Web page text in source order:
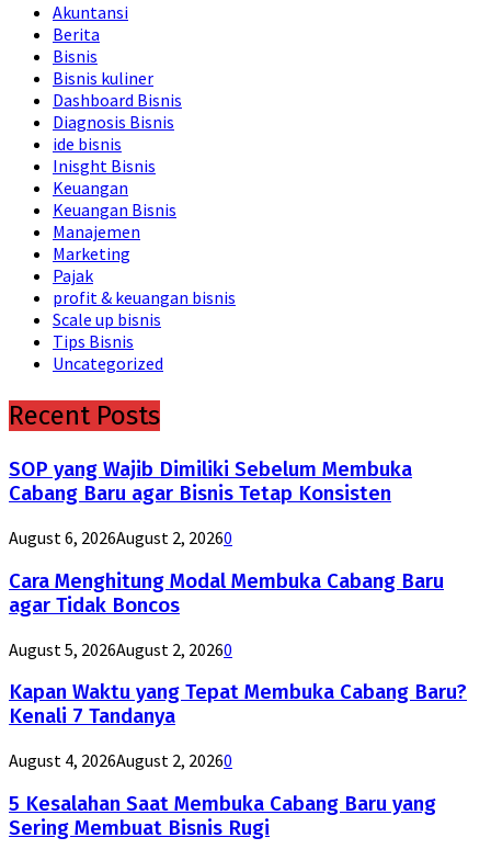
Akuntansi
Berita
Bisnis
Bisnis kuliner
Dashboard Bisnis
Diagnosis Bisnis
ide bisnis
Inisght Bisnis
Keuangan
Keuangan Bisnis
Manajemen
Marketing
Pajak
profit & keuangan bisnis
Scale up bisnis
Tips Bisnis
Uncategorized
Recent Posts
SOP yang Wajib Dimiliki Sebelum Membuka
Cabang Baru agar Bisnis Tetap Konsisten
August 6, 2026August 2, 20260
Cara Menghitung Modal Membuka Cabang Baru
agar Tidak Boncos
August 5, 2026August 2, 20260
Kapan Waktu yang Tepat Membuka Cabang Baru?
Kenali 7 Tandanya
August 4, 2026August 2, 20260
5 Kesalahan Saat Membuka Cabang Baru yang
Sering Membuat Bisnis Rugi